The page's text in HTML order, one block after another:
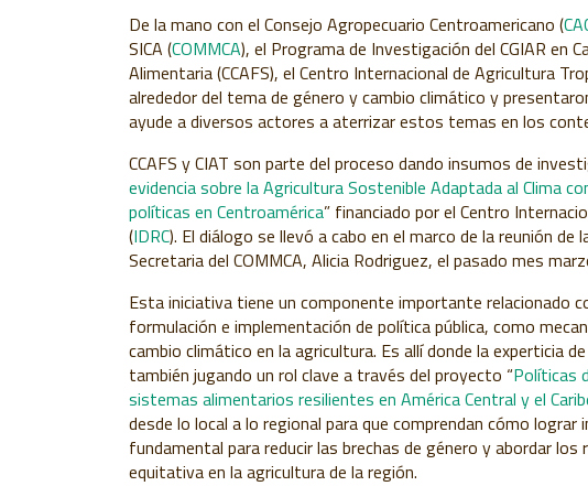
De la mano con el Consejo Agropecuario Centroamericano (
SICA (COMMCA), el Programa de Investigación del CGIAR en
Alimentaria (CCAFS), el Centro Internacional de Agricultura
alrededor del tema de género y cambio climático y
ayude a diversos actores a aterrizar estos temas en los
CCAFS y CIAT son parte del proceso dando insumos de
evidencia sobre la Agricultura Sostenible Adaptada al Clima
políticas en Centroamérica” financiado por el Centro
(IDRC). El diálogo se llevó a cabo en el marco de la reunión de
Secretaria del COMMCA, Alicia Rodriguez, el pasado mes
Esta iniciativa tiene un componente importante relacionado
formulación e implementación de política pública, como
cambio climático en la agricultura. Es allí donde la experticia
también jugando un rol clave a través del proyecto “Políticas
sistemas alimentarios resilientes en América Central y el
desde lo local a lo regional para que comprendan cómo
fundamental para reducir las brechas de género y abordar
equitativa en la agricultura de la región.